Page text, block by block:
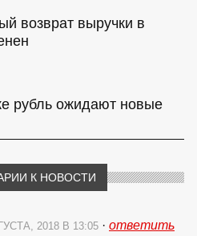
возврат выручки в
рубль ожидают новые
К НОВОСТИ
2018 В 13:05 · ответить